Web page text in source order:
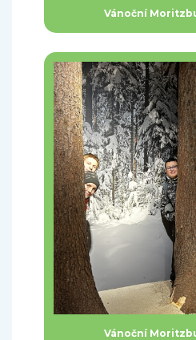
Vánoční
Vánoční